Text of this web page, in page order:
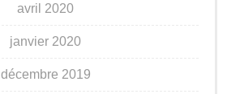
avril 2020
janvier 2020
décembre 2019